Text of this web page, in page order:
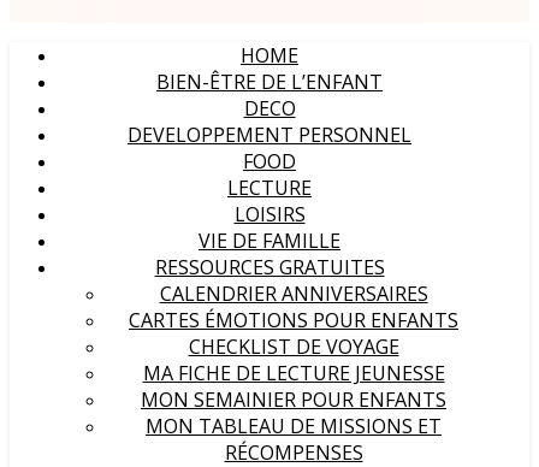
HOME
BIEN-ÊTRE DE L’ENFANT
DECO
DEVELOPPEMENT PERSONNEL
FOOD
LECTURE
LOISIRS
VIE DE FAMILLE
RESSOURCES GRATUITES
CALENDRIER ANNIVERSAIRES
CARTES ÉMOTIONS POUR ENFANTS
CHECKLIST DE VOYAGE
MA FICHE DE LECTURE JEUNESSE
MON SEMAINIER POUR ENFANTS
MON TABLEAU DE MISSIONS ET
RÉCOMPENSES